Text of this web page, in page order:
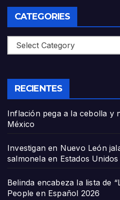
CATEGORIES
Categories
RECIENTES
Inflación pega a la cebolla y
México
Investigan en Nuevo León
salmonela en Estados Unidos
Belinda encabeza la lista de
People en Español 2026